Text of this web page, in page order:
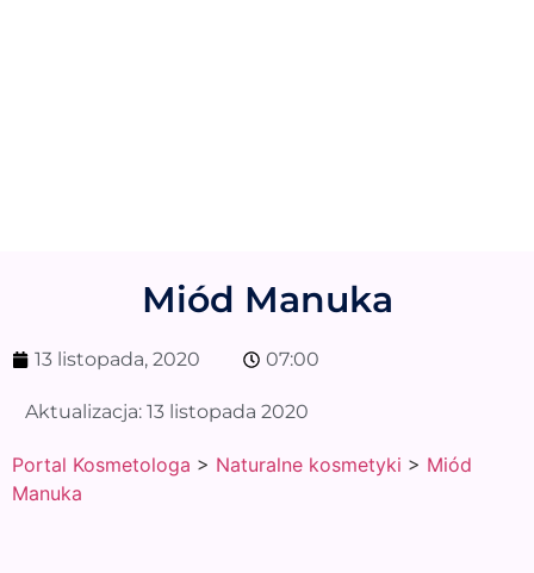
Miód Manuka
13 listopada, 2020 07:00
Aktualizacja: 13 listopada 2020
Portal Kosmetologa > Naturalne kosmetyki > Miód
Manuka